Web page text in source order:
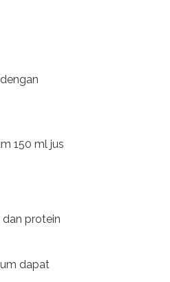
150 ml jus
protein
dapat